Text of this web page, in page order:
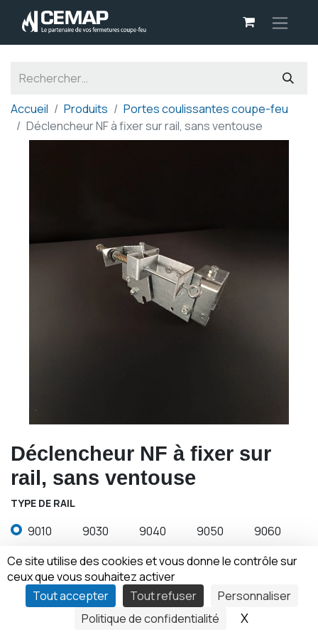
Panneau de gestion des cookies
Ce site utilise des cookies et vous donne le contrôle sur
ceux que vous souhaitez activer
Tout accepter
Tout refuser
Personnaliser
Politique de confidentialité
X
Accueil Produits
Portes coulissantes coupe-feu
Déclencheur NF à fixer sur rail, sans ventouse
Déclencheur NF à fixer sur
rail, sans ventouse
TYPE DE RAIL
9010 9030 9040 9050 9060
SENS DE FERMETURE
Droit Gauche